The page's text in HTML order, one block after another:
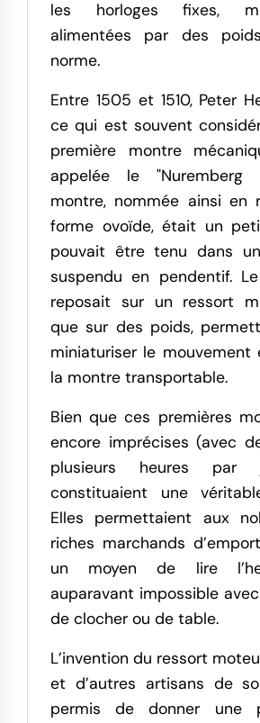
les horloges fixes,
alimentées par des
norme.
Entre 1505 et 1510, Peter
ce qui est souvent
première montre
appelée le "Nuremberg
montre, nommée ainsi en
forme ovoïde, était un
pouvait être tenu dans
suspendu en pendentif.
reposait sur un ressort
que sur des poids,
miniaturiser le mouvement
la montre transportable.
Bien que ces premières
encore imprécises (avec
plusieurs heures par
constituaient une
Elles permettaient aux
riches marchands
un moyen de lire
auparavant impossible
de clocher ou de table.
L’invention du ressort
et d’autres artisans de
permis de donner une